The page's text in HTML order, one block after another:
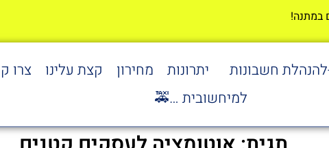
חשבונות יתרונות מחירון קצת עלינו
צרו
למיחשובית …🚕